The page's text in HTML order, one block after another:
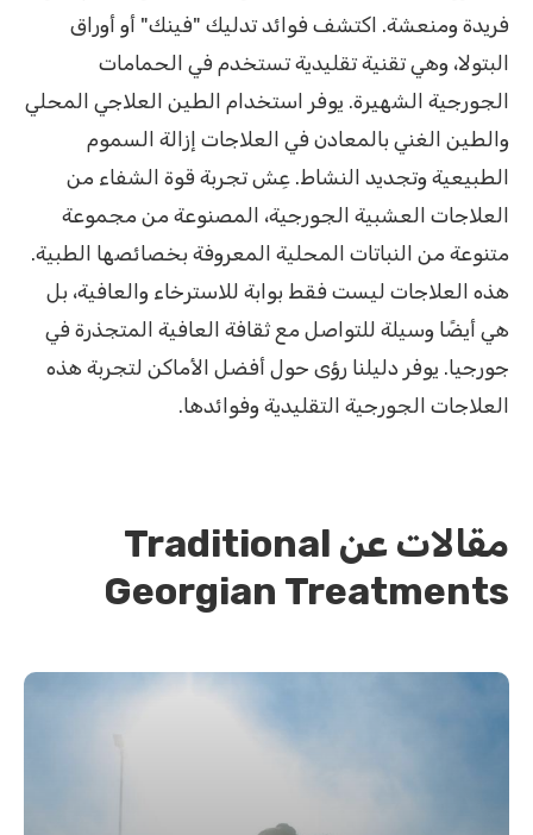
فريدة ومنعشة. اكتشف فوائد تدليك "فينك" أو أوراق
البتولا، وهي تقنية تقليدية تستخدم في الحمامات
الجورجية الشهيرة. يوفر استخدام الطين العلاجي المحلي
والطين الغني بالمعادن في العلاجات إزالة السموم
الطبيعية وتجديد النشاط. عِش تجربة قوة الشفاء من
العلاجات العشبية الجورجية، المصنوعة من مجموعة
متنوعة من النباتات المحلية المعروفة بخصائصها الطبية.
هذه العلاجات ليست فقط بوابة للاسترخاء والعافية، بل
هي أيضًا وسيلة للتواصل مع ثقافة العافية المتجذرة في
جورجيا. يوفر دليلنا رؤى حول أفضل الأماكن لتجربة هذه
العلاجات الجورجية التقليدية وفوائدها.
مقالات عن Traditional
Georgian Treatments